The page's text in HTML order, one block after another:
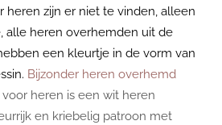
zijn er niet te vinden, alleen
alle heren overhemden uit de
een kleurtje in de vorm van
Bijzonder heren overhemd
heren is een wit heren
en kriebelig patroon met